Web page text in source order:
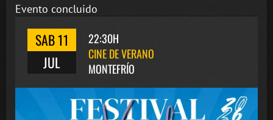
Evento concluido
SAB 11
JUL
22:30H
CINE DE VERANO
MONTEFRÍO